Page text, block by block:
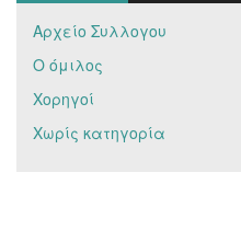
Αρχείο Συλλογου
Ο όμιλος
Χορηγοί
Χωρίς κατηγορία